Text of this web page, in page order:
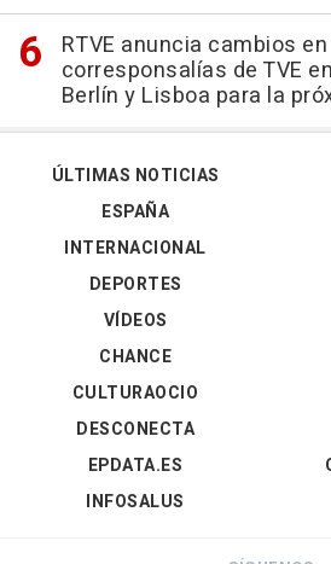
RTVE anuncia cambios
corresponsalías de TVE
Berlín y Lisboa para la
ÚLTIMAS NOTICIAS
ESPAÑA
INTERNACIONAL
DEPORTES
VÍDEOS
CHANCE
CULTURAOCIO
DESCONECTA
EPDATA.ES
INFOSALUS